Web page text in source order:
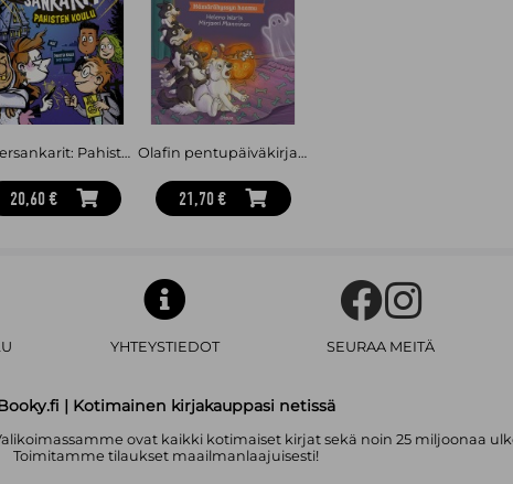
Höpersankarit: Pahisten koulu
20,60 €
Olafin pentupäiväkirjat. Hämärähyssyn haamu
21,70 €
YHTEYSTIEDOT SEURAA MEITÄ
| Kotimainen kirjakauppasi netissä
ovat kaikki kotimaiset kirjat sekä noin 25 miljoonaa
Toimitamme tilaukset maailmanlaajuisesti!